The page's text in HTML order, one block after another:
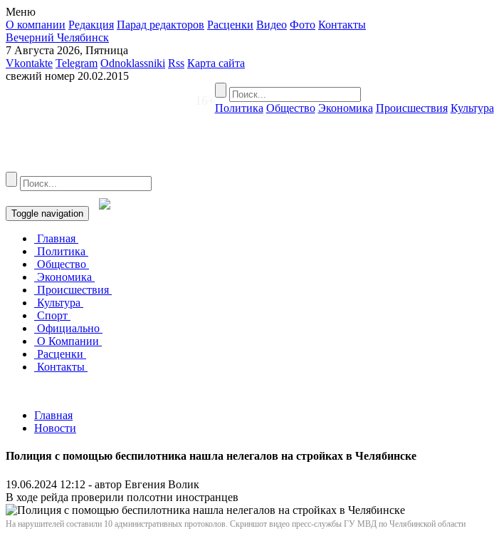
Меню
О компании Редакция Парад редакторов Расценки Видео Фото Контакты
Вечерний Челябинск
7 Августа 2026, Пятница
Vkontakte Telegram Odnoklassniki Rss Карта сайта
свежий номер 20.02.2015
Политика Общество Экономика Происшествия Культура
Toggle navigation
Главная
Политика
Общество
Экономика
Происшествия
Культура
Спорт
Официально
О Компании
Расценки
Контакты
Главная
Новости
Полиция с помощью беспилотника нашла нелегалов на стройках в Челябинске
19.06.2024 12:12 - автор Евгения Волик
В ходе рейда проверили полсотни иностранцев
На нарушителей составили 10 административных протоколов. Скриншот видео пресс-службы ГУ МВД по Челябинской области